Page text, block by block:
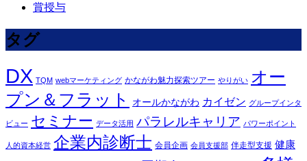
賞授与
タグ
DX TQM webマーケティング かながわ魅力探索ツアー やりがい オー
プン＆フラット
オールかながわ カイゼン グループインタ
ビュー セミナー データ活用 パラレルキャリア パワーポイント
人的資本経営 企業内診断士 会員企画 会員支援部 伴走型支援 健康